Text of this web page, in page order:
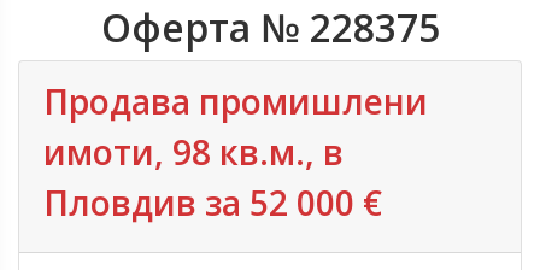
Оферта № 228375
Продава промишлени
имоти, 98 кв.м., в
Пловдив‎ за 52 000 €